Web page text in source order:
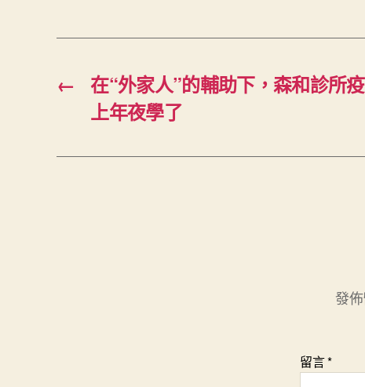
←
在“外家人”的輔助下，森和診所
上年夜學了
發
留言*